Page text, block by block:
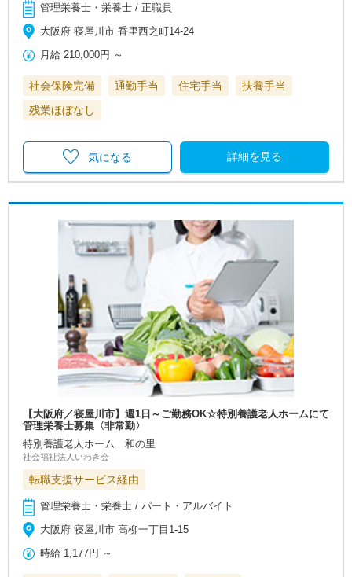
管理栄養士・栄養士 / 正職員
大阪府 寝屋川市 香里西之町14-24
月給 210,000円 ～
社会保険完備 通勤手当 住宅手当
扶養手当
残業ほぼなし
詳細を見る
気になる
【大阪府／寝屋川市】週1日～ご勤務OK☆特別養護老人ホームにて
管理栄養士募集〈非常勤〉
特別養護老人ホーム 和の里
社会福祉法人いわき会
転職支援サービス経由
管理栄養士・栄養士 / パート・アルバイト
大阪府 寝屋川市 高柳一丁目1-15
時給 1,177円 ～